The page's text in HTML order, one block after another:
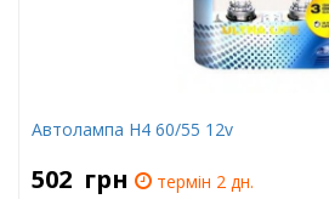
Автолампа H4 60/55 12v
502 грн
термін 2 дн.